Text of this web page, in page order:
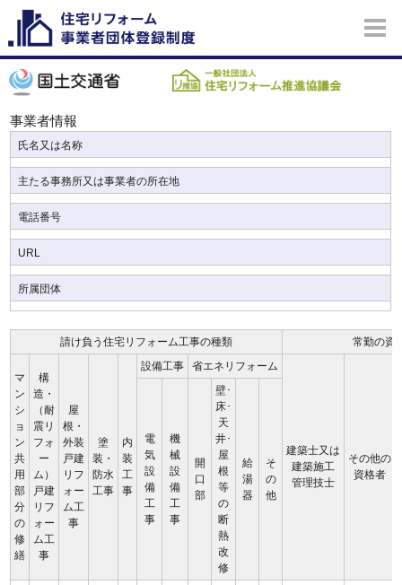
事業者情報
氏名又は名称
主たる事務所又は事業者の所在地
電話番号
URL
所属団体
請け負う住宅リフォーム工事の種類 常勤の資
マ
ン
シ
ョ
ン
共
用
部
分
の
修
繕
構
造・
（耐
震リ
フォ
ー
ム）
戸建
リフ
ォー
ム工
事
屋
根・
外装
戸建
リフ
ォー
ム工
事
塗
装・
防水
工事
内
装
工
事
設備工事 省エネリフォーム
建築士又は
建築施工
管理技士
その他の
資格者
電
気
設
備
工
事
機
械
設
備
工
事
開
口
部
壁･
床･
天
井･
屋
根
等
の
断
熱
改
修
給
湯
器
そ
の
他